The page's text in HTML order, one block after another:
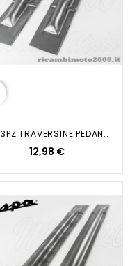
KIT 3PZ TRAVERSINE PEDANA SCH03...
12,98 €